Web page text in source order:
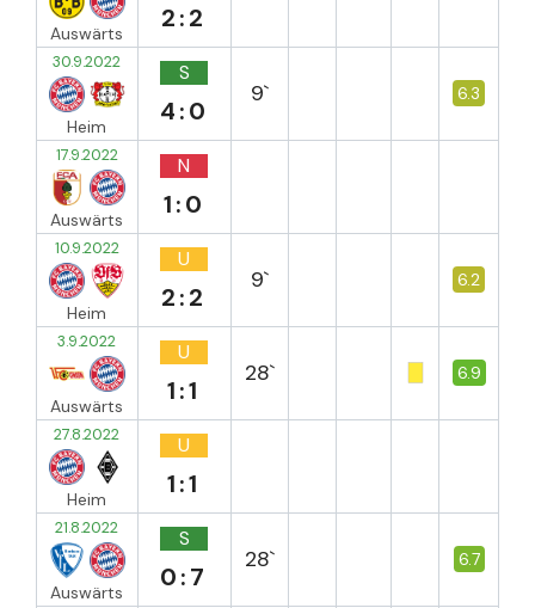
Auswärts 2:2
30.9.2022
Heim
S
4:0
9` 6.3
17.9.2022
Auswärts
N
1:0
10.9.2022
Heim
U
2:2
9` 6.2
3.9.2022
Auswärts
U
1:1
28` 6.9
27.8.2022
Heim
U
1:1
21.8.2022
Auswärts
S
0:7
28` 6.7